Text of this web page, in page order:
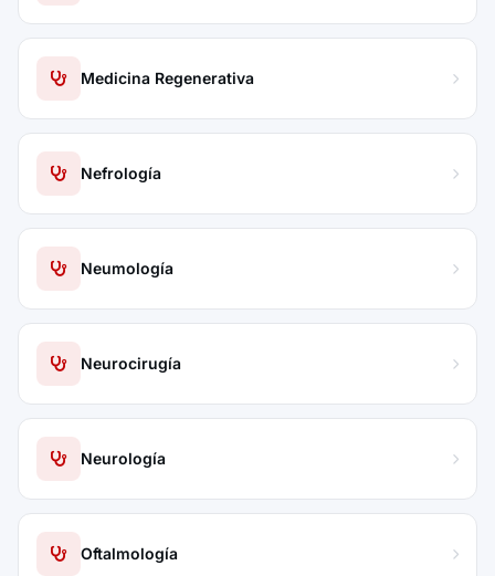
Medicina Regenerativa
Nefrología
Neumología
Neurocirugía
Neurología
Oftalmología